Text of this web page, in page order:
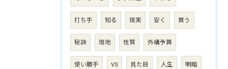
打ち手 知る 現実 安く 買う
秘訣 現地 性質 外構予算
使い勝手 VS 見た目 人生 明暗